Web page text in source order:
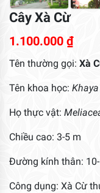
Cây Xà Cừ
1.100.000 ₫
Tên thường gọi: Xà
Tên khoa học:
Họ thực vật:
Chiều cao: 3-5 m
Đường kính thân:
Công dụng: Xà Cừ